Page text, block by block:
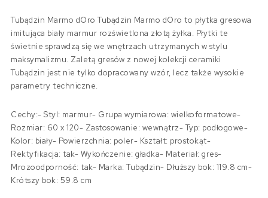
Tubądzin Marmo dOro Tubądzin Marmo dOro to płytka gresowa
imitująca biały marmur rozświetlona złotą żyłka. Płytki te
świetnie sprawdzą się we wnętrzach utrzymanych w stylu
maksymalizmu. Zaletą gresów z nowej kolekcji ceramiki
Tubądzin jest nie tylko dopracowany wzór, lecz także wysokie
parametry techniczne.
Cechy:- Styl: marmur- Grupa wymiarowa: wielkoformatowe-
Rozmiar: 60 x 120- Zastosowanie: wewnątrz- Typ: podłogowe-
Kolor: biały- Powierzchnia: poler- Kształt: prostokąt-
Rektyfikacja: tak- Wykończenie: gładka- Materiał: gres-
Mrozoodporność: tak- Marka: Tubądzin- Dłuższy bok: 119.8 cm-
Krótszy bok: 59.8 cm